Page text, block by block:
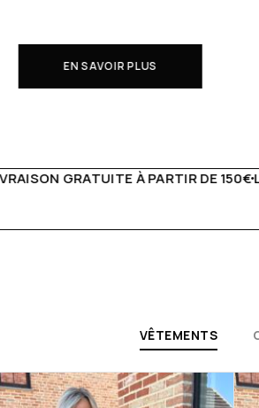
LIVE FACEBOOK CHAQUE SEMAINE
VÊTEMENTS